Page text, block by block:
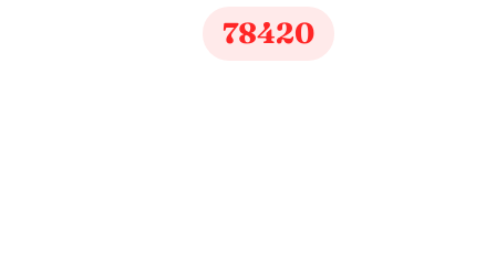
78420